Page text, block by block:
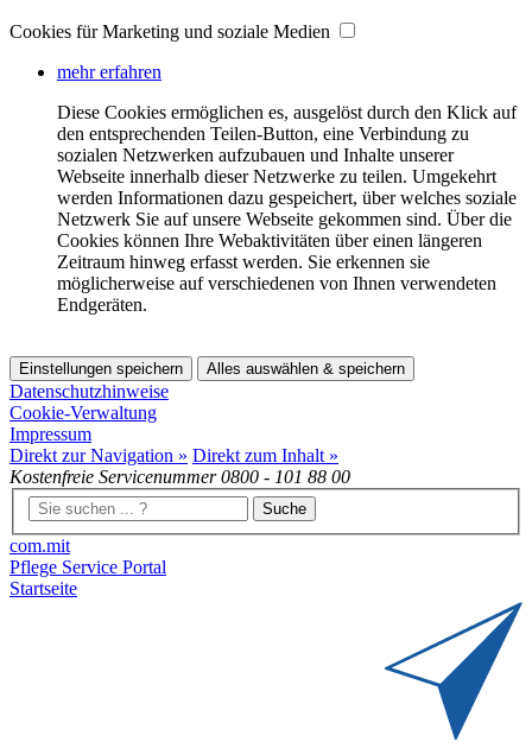
Cookies für Marketing und soziale Medien
mehr erfahren
Diese Cookies ermöglichen es, ausgelöst durch den Klick auf
den entsprechenden Teilen-Button, eine Verbindung zu
sozialen Netzwerken aufzubauen und Inhalte unserer
Webseite innerhalb dieser Netzwerke zu teilen. Umgekehrt
werden Informationen dazu gespeichert, über welches soziale
Netzwerk Sie auf unsere Webseite gekommen sind. Über die
Cookies können Ihre Webaktivitäten über einen längeren
Zeitraum hinweg erfasst werden. Sie erkennen sie
möglicherweise auf verschiedenen von Ihnen verwendeten
Endgeräten.
Einstellungen speichern Alles auswählen & speichern
Datenschutzhinweise
Cookie-Verwaltung
Impressum
Direkt zur Navigation » Direkt zum Inhalt »
Kostenfreie Servicenummer0800 - 101 88 00
Suche
com.mit
Pflege Service Portal
Startseite